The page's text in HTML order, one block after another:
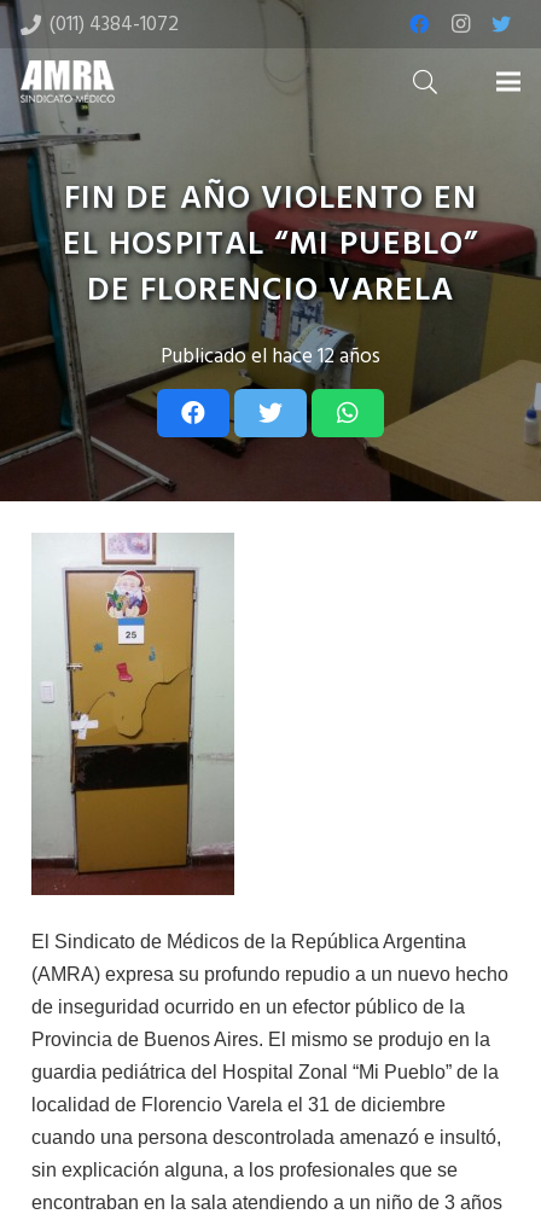
(011) 4384-1072
FIN DE AÑO VIOLENTO EN
EL HOSPITAL “MI PUEBLO”
DE FLORENCIO VARELA
Publicado elhace 12 años
E l Sindicato de Médicos de la República Argentina
(AMRA) expresa su profundo repudio a un nuevo hecho
de inseguridad ocurrido en un efector público de la
Provincia de Buenos Aires. El mismo se produjo en la
guardia pediátrica del Hospital Zonal “Mi Pueblo” de la
localidad de Florencio Varela el 31 de diciembre
cuando una persona descontrolada amenazó e insultó,
sin explicación alguna, a los profesionales que se
encontraban en la sala atendiendo a un niño de 3 años